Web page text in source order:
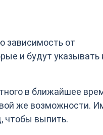
зависимость от
и будут указывать
в ближайшее
же возможности.
чтобы выпить.